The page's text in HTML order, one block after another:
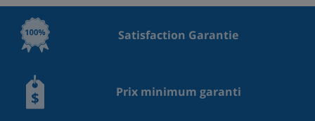
Satisfaction Garantie
Prix minimum garanti